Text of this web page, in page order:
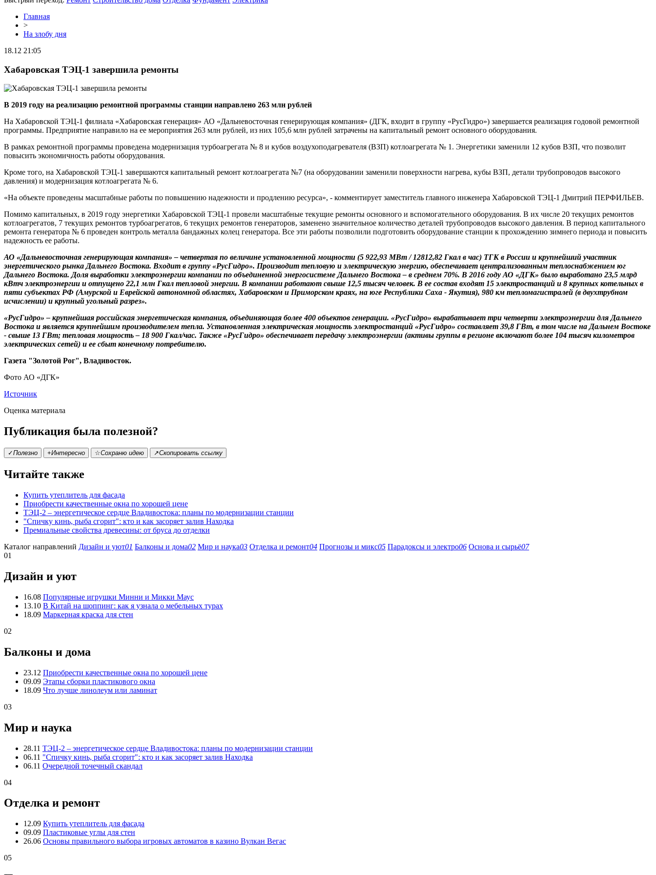
Главная
>
На злобу дня
18.12 21:05
Хабаровская ТЭЦ-1 завершила ремонты
В 2019 году на реализацию ремонтной программы станции направлено 263 млн рублей
На Хабаровской ТЭЦ-1 филиала «Хабаровская генерация» АО «Дальневосточная генерирующая компания» (ДГК, входит в группу «РусГидро») завершается реализация годовой ремонтной
программы. Предприятие направило на ее мероприятия 263 млн рублей, из них 105,6 млн рублей затрачены на капитальный ремонт основного оборудования.
В рамках ремонтной программы проведена модернизация турбоагрегата № 8 и кубов воздухоподагревателя (ВЗП) котлоагрегата № 1. Энергетики заменили 12 кубов ВЗП, что позволит
повысить экономичность работы оборудования.
Кроме того, на Хабаровской ТЭЦ-1 завершаются капитальный ремонт котлоагрегата №7 (на оборудовании заменили поверхности нагрева, кубы ВЗП, детали трубопроводов высокого
давления) и модернизация котлоагрегата № 6.
«На объекте проведены масштабные работы по повышению надежности и продлению ресурса», - комментирует заместитель главного инженера Хабаровской ТЭЦ-1 Дмитрий ПЕРФИЛЬЕВ.
Помимо капитальных, в 2019 году энергетики Хабаровской ТЭЦ-1 провели масштабные текущие ремонты основного и вспомогательного оборудования. В их числе 20 текущих ремонтов
котлоагрегатов, 7 текущих ремонтов турбоагрегатов, 6 текущих ремонтов генераторов, заменено значительное количество деталей трубопроводов высокого давления. В период капитального
ремонта генератора № 6 проведен контроль металла бандажных колец генератора. Все эти работы позволили подготовить оборудование станции к прохождению зимнего периода и повысить
надежность ее работы.
АО «Дальневосточная генерирующая компания» – четвертая по величине установленной мощности (5 922,93 МВт / 12812,82 Гкал в час) ТГК в России и крупнейший участник
энергетического рынка Дальнего Востока. Входит в группу «РусГидро». Производит тепловую и электрическую энергию, обеспечивает централизованным теплоснабжением юг
Дальнего Востока. Доля выработки электроэнергии компании по объединенной энергосистеме Дальнего Востока – в среднем 70%. В 2016 году АО «ДГК» было выработано 23,5 млрд
кВтч электроэнергии и отпущено 22,1 млн Гкал тепловой энергии. В компании работают свыше 12,5 тысяч человек. В ее состав входят 15 электростанций и 8 крупных котельных в
пяти субъектах РФ (Амурской и Еврейской автономной областях, Хабаровском и Приморском краях, на юге Республики Саха - Якутия), 980 км тепломагистралей (в двухтрубном
исчислении) и крупный угольный разрез».
«РусГидро» – крупнейшая российская энергетическая компания, объединяющая более 400 объектов генерации. «РусГидро» вырабатывает три четверти электроэнергии для Дальнего
Востока и является крупнейшим производителем тепла. Установленная электрическая мощность электростанций «РусГидро» составляет 39,8 ГВт, в том числе на Дальнем Востоке
- свыше 13 ГВт; тепловая мощность – 18 900 Гкал/час. Также «РусГидро» обеспечивает передачу электроэнергии (активы группы в регионе включают более 104 тысяч километров
электрических сетей) и ее сбыт конечному потребителю.
Газета "Золотой Рог", Владивосток.
Фото АО «ДГК»
Источник
Оценка материала
Публикация была полезной?
✓Полезно +Интересно ☆Сохраню идею ↗Скопировать ссылку
Читайте также
Купить утеплитель для фасада
Приобрести качественные окна по хорошей цене
ТЭЦ-2 – энергетическое сердце Владивостока: планы по модернизации станции
"Спичку кинь, рыба сгорит": кто и как засоряет залив Находка
Премиальные свойства древесины: от бруса до отделки
Каталог направлений Дизайн и уют01 Балконы и дома02 Мир и наука03 Отделка и ремонт04 Прогнозы и микс05 Парадоксы и электро06 Основа и сырьё07
01
Дизайн и уют
16.08 Популярные игрушки Минни и Микки Маус
13.10 В Китай на шоппинг: как я узнала о мебельных турах
18.09 Маркерная краска для стен
02
Балконы и дома
23.12 Приобрести качественные окна по хорошей цене
09.09 Этапы сборки пластикового окна
18.09 Что лучше линолеум или ламинат
03
Мир и наука
28.11 ТЭЦ-2 – энергетическое сердце Владивостока: планы по модернизации станции
06.11 "Спичку кинь, рыба сгорит": кто и как засоряет залив Находка
06.11 Очередной точечный скандал
04
Отделка и ремонт
12.09 Купить утеплитель для фасада
09.09 Пластиковые углы для стен
26.06 Основы правильного выбора игровых автоматов в казино Вулкан Вегас
05